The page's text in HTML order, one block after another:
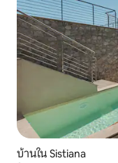
บ้านใน Sistiana